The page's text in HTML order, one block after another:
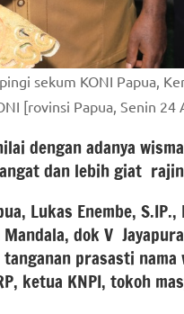
sekum KONI Papua,
[rovinsi Papua, Senin 24
dengan adanya
dan lebih giat
Lukas Enembe,
dok V
prasasti
ketua KNPI, tokoh